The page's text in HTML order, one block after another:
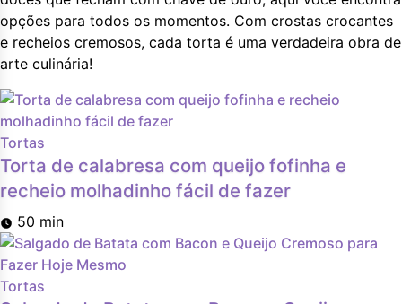
opções para todos os momentos. Com crostas crocantes
e recheios cremosos, cada torta é uma verdadeira obra de
arte culinária!
Tortas
Torta de calabresa com queijo fofinha e
recheio molhadinho fácil de fazer
50 min
Tortas